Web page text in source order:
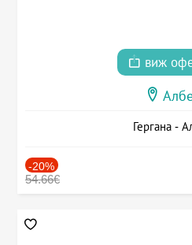
виж
Гергана -
-20%
54.66€